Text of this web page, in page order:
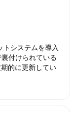
システムを導入
付けられている
的に更新してい